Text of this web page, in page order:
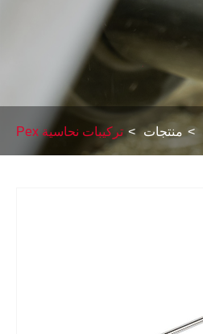
Svenska
منتجات تركيبات نحاسية Pex